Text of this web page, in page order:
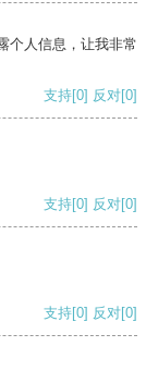
个人信息，让我非常
支持[0] 反对[0]
支持[0] 反对[0]
支持[0] 反对[0]